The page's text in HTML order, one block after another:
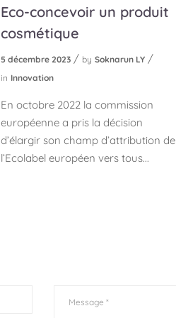
Eco-concevoir un produit
cosmétique
5 décembre 2023 by Soknarun LY
in Innovation
En octobre 2022 la commission
européenne a pris la décision
d’élargir son champ d’attribution de
l’Ecolabel européen vers tous...